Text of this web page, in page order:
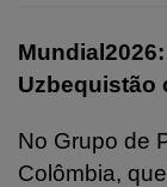
Uzbequistão
No Grupo de
Colômbia,